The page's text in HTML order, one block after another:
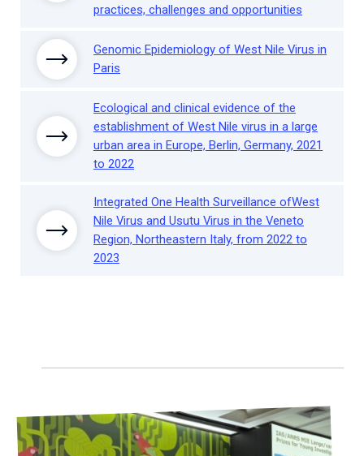
practices, challenges and opportunities
Genomic Epidemiology of West Nile Virus in
Paris
Ecological and clinical evidence of the
establishment of West Nile virus in a large
urban area in Europe, Berlin, Germany, 2021
to 2022
Integrated One Health Surveillance ofWest
Nile Virus and Usutu Virus in the Veneto
Region, Northeastern Italy, from 2022 to
2023